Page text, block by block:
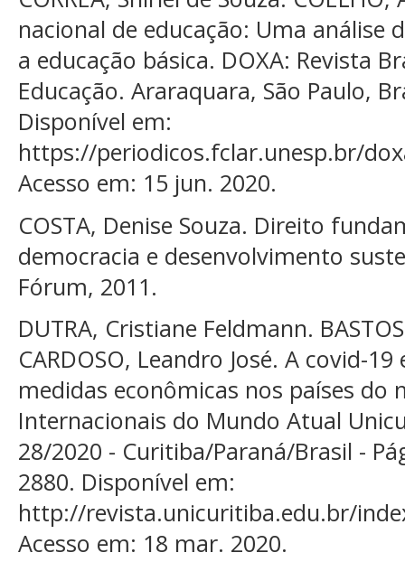
nacional de educação: Uma análise
a educação básica. DOXA: Revista
Educação. Araraquara, São Paulo,
Disponível em:
https://periodicos.fclar.unesp.br/
Acesso em: 15 jun. 2020.
COSTA, Denise Souza. Direito
democracia e desenvolvimento
Fórum, 2011.
DUTRA, Cristiane Feldmann.
CARDOSO, Leandro José. A covid-
medidas econômicas nos países do
Internacionais do Mundo Atual
28/2020 - Curitiba/Paraná/Brasil -
2880. Disponível em:
http://revista.unicuritiba.edu.br/
Acesso em: 18 mar. 2020.